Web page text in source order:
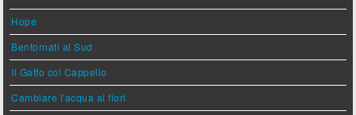
Hope
Bentornati al Sud
Il Gatto col Cappello
Cambiare l'acqua ai fiori